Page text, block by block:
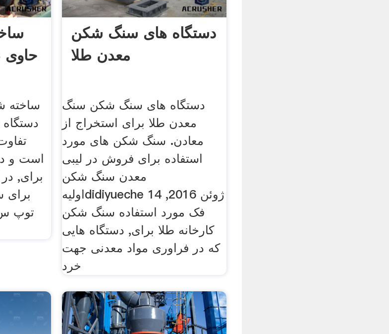
حاوی
ساخته
است و
برای,
برای
توپ
دستگاه های سنگ شکن
معدن طلا
دستگاه های سنگ شکن سنگ
معدن طلا برای استخراج از
معادن. سنگ شکن های مورد
استفاده برای فروش در لیبی
معدن سنگ شکن
اولیهdidiyueche 14 ژوئن 2016,
فک مورد استفاده سنگ شکن
کارخانه طلا برای, دستگاه هایی
که در فراوری مواد معدنی جهت
خرد